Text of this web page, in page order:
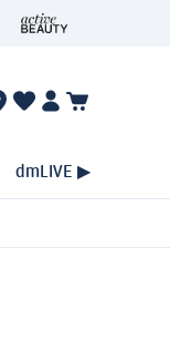
dmLIVE ▶